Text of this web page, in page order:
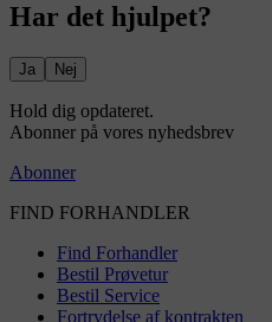
Har det hjulpet?
Ja Nej